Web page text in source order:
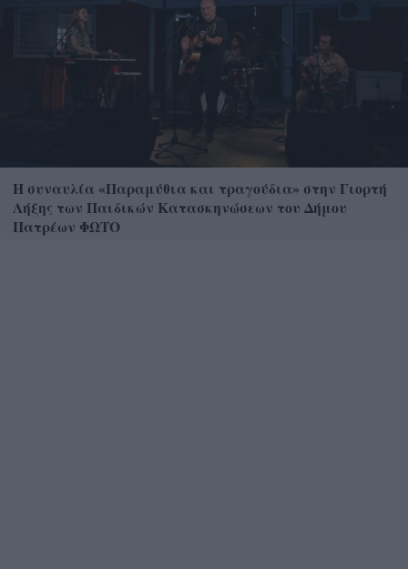
Η συναυλία «Παραμύθια και τραγούδια» στην Γιορτή
Λήξης των Παιδικών Κατασκηνώσεων του Δήμου
Πατρέων ΦΩΤΟ